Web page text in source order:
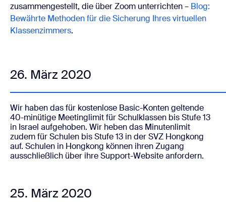
zusammengestellt, die über Zoom unterrichten – Blog:
Bewährte Methoden für die Sicherung Ihres virtuellen
Klassenzimmers.
26. März 2020
Wir haben das für kostenlose Basic-Konten geltende
40-minütige Meetinglimit für Schulklassen bis Stufe 13
in Israel aufgehoben. Wir heben das Minutenlimit
zudem für Schulen bis Stufe 13 in der SVZ Hongkong
auf. Schulen in Hongkong können ihren Zugang
ausschließlich über ihre Support-Website anfordern.
25. März 2020